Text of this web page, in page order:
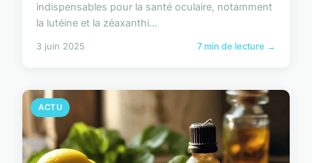
indispensables pour la santé oculaire, notamment
la lutéine et la zéaxanthi...
3 juin 2025 7 min de lecture →
ACTU